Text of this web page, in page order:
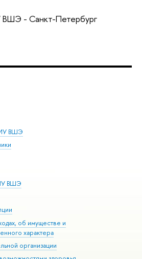
ВШЭ - Санкт-Петербург
ВШЭ
ВШЭ
об имуществе и
характера
организации